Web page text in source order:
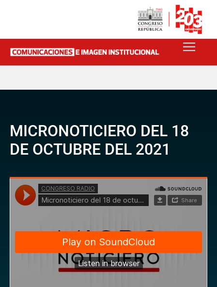
MICRONOTICIERO DEL 18
DE OCTUBRE DEL 2021